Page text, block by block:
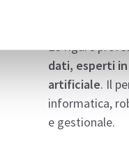
Le figure
dati, esperti
artificiale. Il
informatica,
e gestionale.